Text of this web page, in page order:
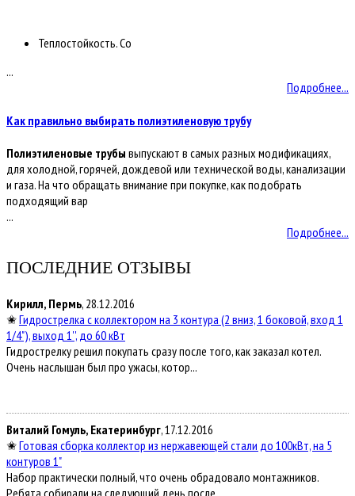
Теплостойкость. Со
...
Подробнее...
Как правильно выбирать полиэтиленовую трубу
Полиэтиленовые трубы выпускают в самых разных модификациях,
для холодной, горячей, дождевой или технической воды, канализации
и газа. На что обращать внимание при покупке, как подобрать
подходящий вар
...
Подробнее...
ПОСЛЕДНИЕ ОТЗЫВЫ
Кирилл, Пермь, 28.12.2016
✬Гидрострелка с коллектором на 3 контура (2 вниз, 1 боковой, вход 1
1/4"), выход 1'', до 60 кВт
Гидрострелку решил покупать сразу после того, как заказал котел.
Очень наслышан был про ужасы, котор...
Виталий Гомуль, Екатеринбург, 17.12.2016
✬Готовая сборка коллектор из нержавеющей стали до 100кВт, на 5
контуров 1"
Набор практически полный, что очень обрадовало монтажников.
Ребята собирали на следующий день после ...